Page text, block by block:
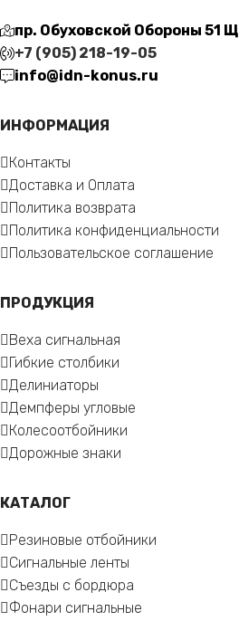
пр. Обуховской Обороны 51 Щ
+7 (905) 218-19-05
info@idn-konus.ru
ИНФОРМАЦИЯ
Контакты
Доставка и Оплата
Политика возврата
Политика конфиденциальности
Пользовательское соглашение
ПРОДУКЦИЯ
Веха сигнальная
Гибкие столбики
Делиниаторы
Демпферы угловые
Колесоотбойники
Дорожные знаки
КАТАЛОГ
Резиновые отбойники
Сигнальные ленты
Съезды с бордюра
Фонари сигнальные